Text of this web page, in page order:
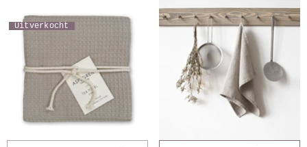
Uitverkocht